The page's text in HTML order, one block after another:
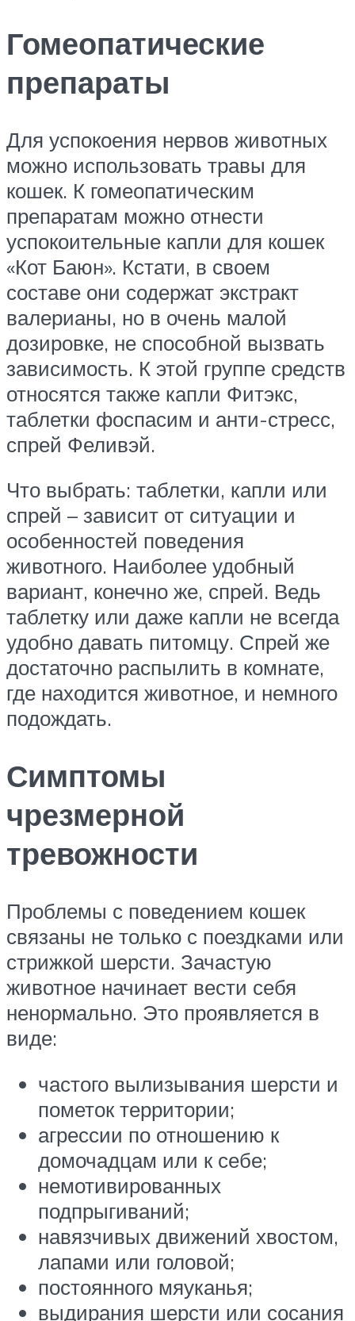
Гомеопатические
препараты
Для успокоения нервов животных
можно использовать травы для
кошек. К гомеопатическим
препаратам можно отнести
успокоительные капли для кошек
«Кот Баюн». Кстати, в своем
составе они содержат экстракт
валерианы, но в очень малой
дозировке, не способной вызвать
зависимость. К этой группе средств
относятся также капли Фитэкс,
таблетки фоспасим и анти-стресс,
спрей Феливэй.
Что выбрать: таблетки, капли или
спрей – зависит от ситуации и
особенностей поведения
животного. Наиболее удобный
вариант, конечно же, спрей. Ведь
таблетку или даже капли не всегда
удобно давать питомцу. Спрей же
достаточно распылить в комнате,
где находится животное, и немного
подождать.
Симптомы
чрезмерной
тревожности
Проблемы с поведением кошек
связаны не только с поездками или
стрижкой шерсти. Зачастую
животное начинает вести себя
ненормально. Это проявляется в
виде:
частого вылизывания шерсти и
пометок территории;
агрессии по отношению к
домочадцам или к себе;
немотивированных
подпрыгиваний;
навязчивых движений хвостом,
лапами или головой;
постоянного мяуканья;
выдирания шерсти или сосания